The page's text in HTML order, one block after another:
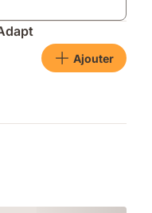
Ajouter